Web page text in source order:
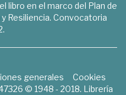
libro en el marco del Plan de
Resiliencia. Convocatoria
generales
Cookies
© 1948 - 2018. Librería